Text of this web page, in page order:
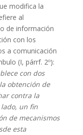
modifica la
al
de información
con los
a comunicación
(I, párrf. 2º):
con dos
obtención de
contra la
un fin
de mecanismos
esta